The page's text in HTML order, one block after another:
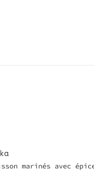
marinés avec